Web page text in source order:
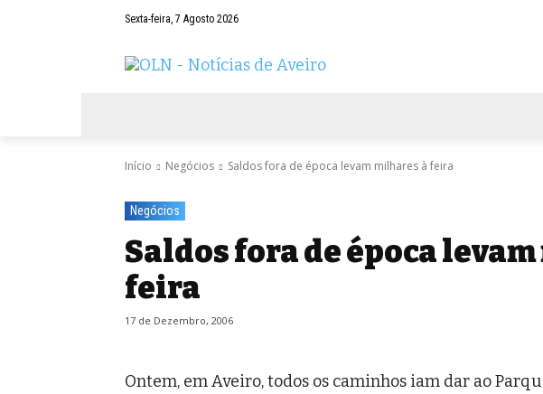
Sexta-feira, 7 Agosto 2026
Início Negócios Saldos fora de época levam milhares à feira
Negócios
Saldos fora de época
feira
17 de Dezembro, 2006
Ontem, em Aveiro, todos os caminhos iam dar ao